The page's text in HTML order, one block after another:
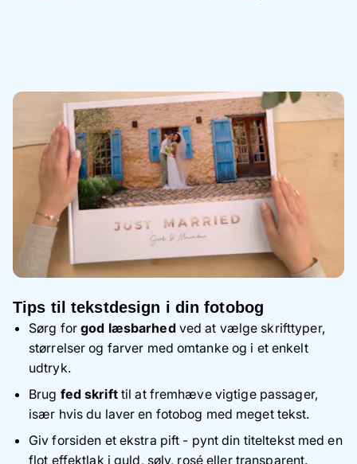
Tips til tekstdesign i din fotobog
Sørg forgod læsbarhedved at vælge skrifttyper,
størrelser og farver med omtanke og i et enkelt
udtryk.
Brug fed skrifttil at fremhæve vigtige passager,
især hvis du laver en fotobog med meget tekst.
Giv forsiden et ekstra pift - pynt din titeltekst med en
flot effektlak i guld, sølv, rosé eller transparent.